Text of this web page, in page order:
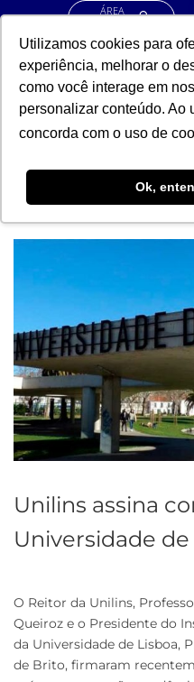
Utilizamos cookies para
experiência, melhorar o
como você interage em
personalizar conteúdo. Ao
concorda com o uso de
Ok,
ÁREA
NOTÍCIAS
Unilins assina
Universidade de
O Reitor da Unilins,
Queiroz e o Presidente do
da Universidade de Lisboa,
de Brito, firmaram